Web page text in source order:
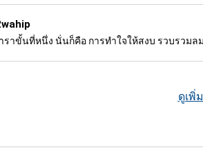
ราขั้นที่หนึ่ง นั่นก็คือ การทำใจให้สงบ รวบรวม
ดูเพิ่